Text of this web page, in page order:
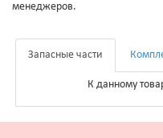
менеджеров.
Запасные части
К данному